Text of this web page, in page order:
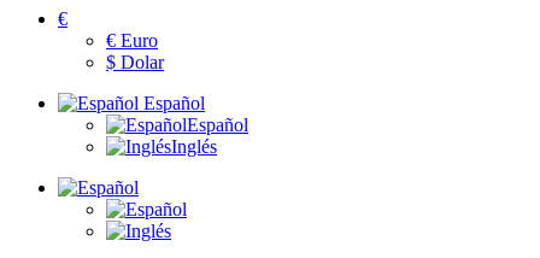
€
€ Euro
$ Dolar
Español
Español
Inglés